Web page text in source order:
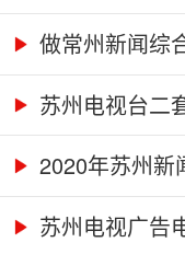
做常州新闻综
钱...苏州电视台二
2020年苏州新
苏州电视广告